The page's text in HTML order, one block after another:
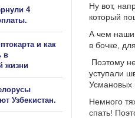
Ну вот,
который
А чем наши
в бочке,
Поэтому
уступали
Усмановых
Немного
спать!
4
и как
в
жизни
Узбекистан.